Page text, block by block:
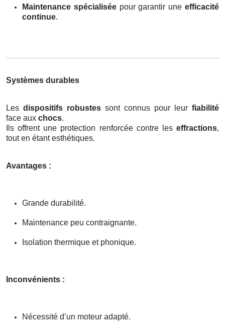
Maintenance spécialiséepour garantir uneefficacité
continue.
Systèmes durables
Les dispositifs robustes sont connus pour leur fiabilité
face aux chocs.
Ils offrent une protection renforcée contre les effractions,
tout en étant esthétiques.
Avantages :
Grande durabilité.
Maintenance peu contraignante.
Isolation thermique et phonique.
Inconvénients :
Nécessité d’un moteur adapté.